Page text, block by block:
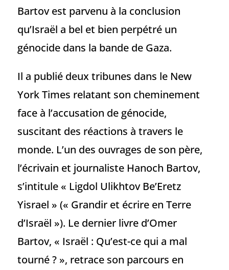
Bartov est parvenu à la conclusion
qu’Israël a bel et bien perpétré un
génocide dans la bande de Gaza.
Il a publié deux tribunes dans le New
York Times relatant son cheminement
face à l’accusation de génocide,
suscitant des réactions à travers le
monde. L’un des ouvrages de son père,
l’écrivain et journaliste Hanoch Bartov,
s’intitule « Ligdol Ulikhtov Be’Eretz
Yisrael » (« Grandir et écrire en Terre
d’Israël »). Le dernier livre d’Omer
Bartov, « Israël : Qu’est-ce qui a mal
tourné ? », retrace son parcours en